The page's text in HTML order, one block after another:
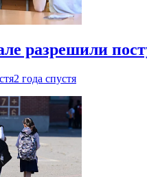
разрешили
2 года спустя